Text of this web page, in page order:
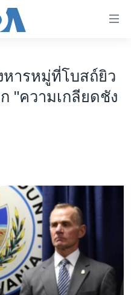
หารหมู่ที่โบสถ์ยิว
"ความเกลียดชัง